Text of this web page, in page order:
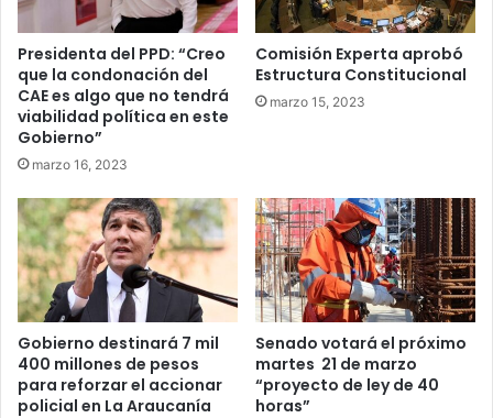
Presidenta del PPD: “Creo
que la condonación del
CAE es algo que no tendrá
viabilidad política en este
Gobierno”
marzo 16, 2023
Comisión Experta aprobó
Estructura Constitucional
marzo 15, 2023
Gobierno destinará 7 mil
400 millones de pesos
para reforzar el accionar
policial en La Araucanía
Senado votará el próximo
martes 21 de marzo
“proyecto de ley de 40
horas”